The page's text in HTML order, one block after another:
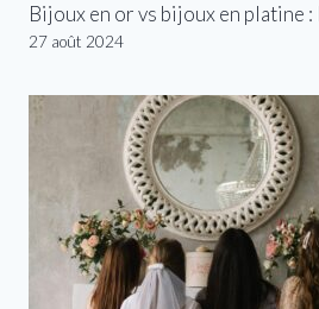
Bijoux en or vs bijoux en platine
27 août 2024